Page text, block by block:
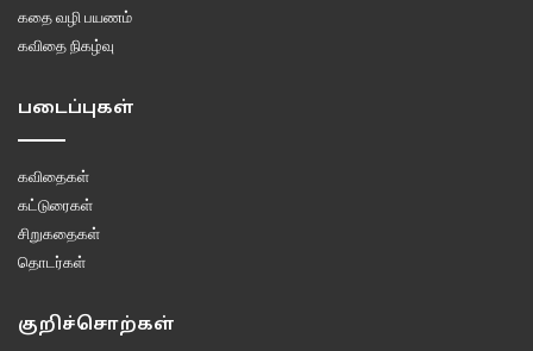
கதை வழி பயணம்
கவிதை நிகழ்வு
படைப்புகள்
கவிதைகள்
கட்டுரைகள்
சிறுகதைகள்
தொடர்கள்
குறிச்சொற்கள்